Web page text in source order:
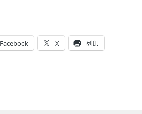
Facebook X 列印